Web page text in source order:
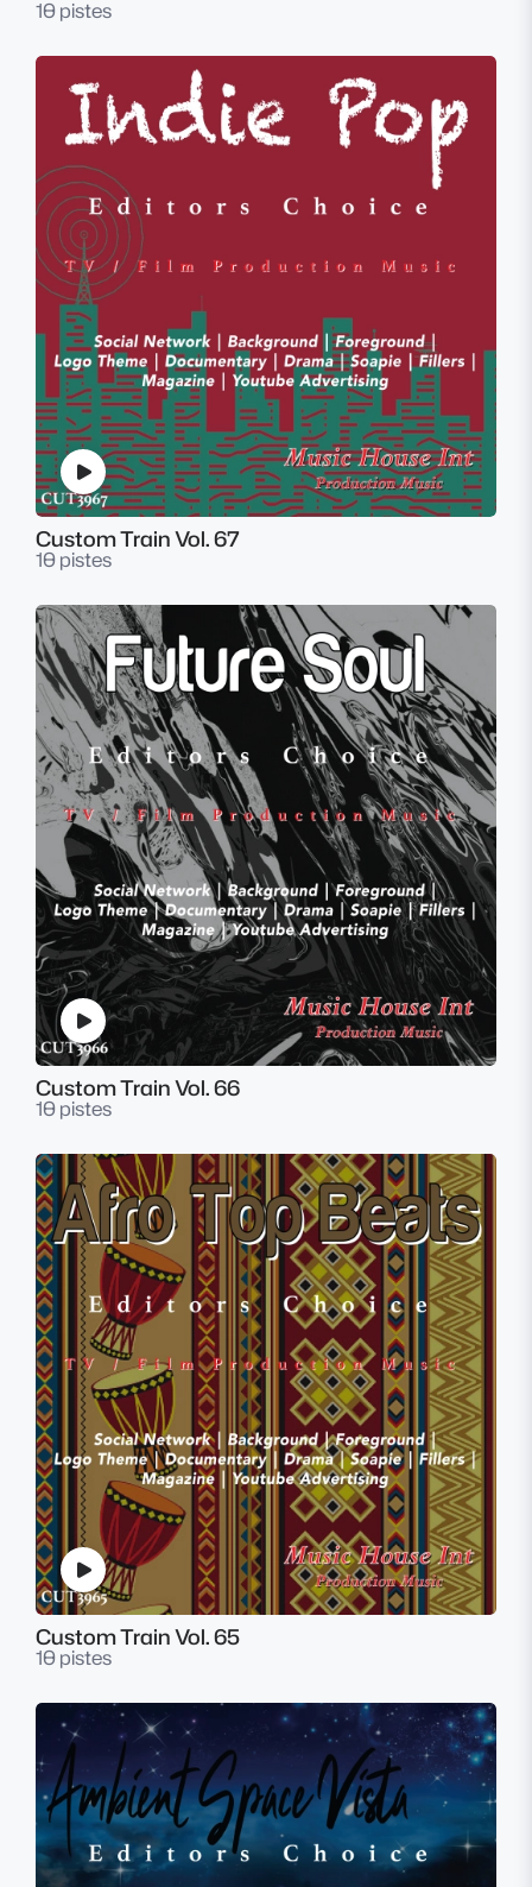
10 pistes
Custom Train Vol. 67
10 pistes
Custom Train Vol. 66
10 pistes
Custom Train Vol. 65
10 pistes